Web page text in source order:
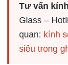
Tư vấn
Glass –
quan: kính
siêu trong